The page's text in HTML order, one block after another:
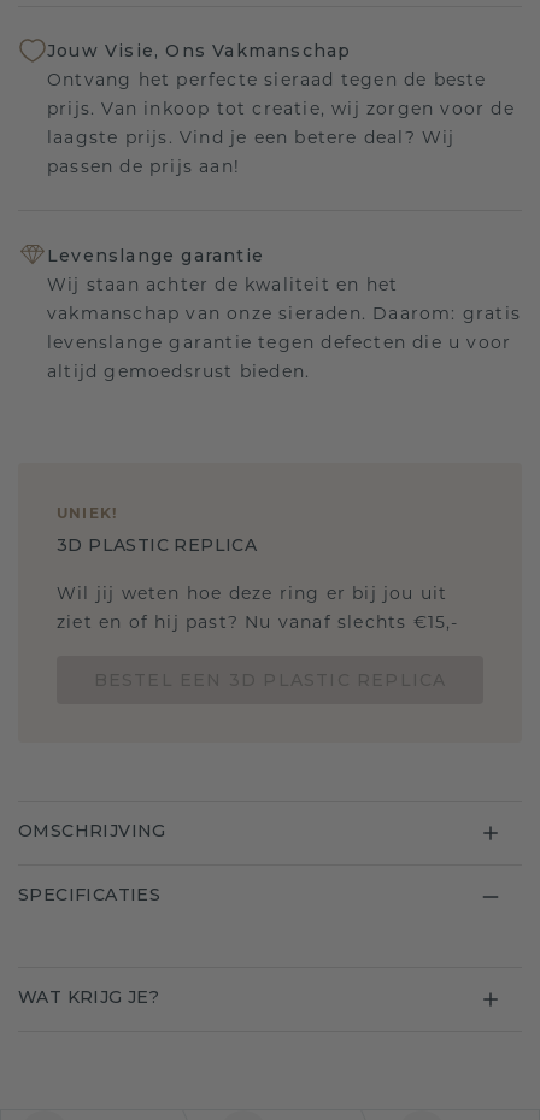
Jouw Visie, Ons Vakmanschap
Ontvang het perfecte sieraad tegen de beste
prijs. Van inkoop tot creatie, wij zorgen voor de
laagste prijs. Vind je een betere deal? Wij
passen de prijs aan!
Levenslange garantie
Wij staan achter de kwaliteit en het
vakmanschap van onze sieraden. Daarom: gratis
levenslange garantie tegen defecten die u voor
altijd gemoedsrust bieden.
UNIEK!
3D PLASTIC REPLICA
Wil jij weten hoe deze ring er bij jou uit
ziet en of hij past? Nu vanaf slechts €15,-
OMSCHRIJVING
SPECIFICATIES
WAT KRIJG JE?